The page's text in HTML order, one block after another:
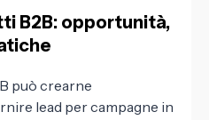
B2B: opportunità,
può crearne
lead per campagne in